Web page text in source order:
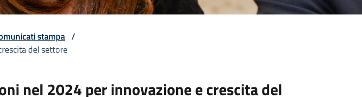
stampa /
del settore
nel 2024 per innovazione e crescita del